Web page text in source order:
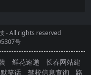
- All rights reserved
号
鲜花速递
长春网站建
笑话 驾校信息查询 路